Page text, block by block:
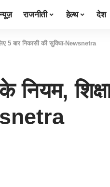
राजनीती हेल्थ देश
5 बार निकासी की सुविधा-Newsnetra